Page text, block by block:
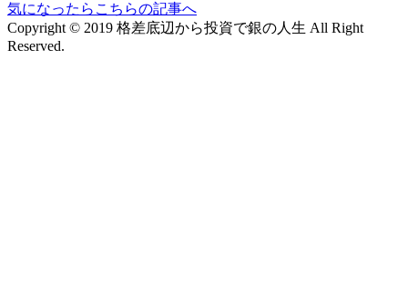
気になったらこちらの記事へ
Copyright © 2019 格差底辺から投資で銀の人生 All Right
Reserved.